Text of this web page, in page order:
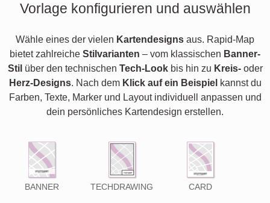
Vorlage konfigurieren und auswählen
Wähle eines der vielen Kartendesigns aus. Rapid-Map
bietet zahlreiche Stilvarianten – vom klassischen Banner-
Stil über den technischen Tech-Lookbis hin zu Kreis-oder
Herz-Designs. Nach dem Klick auf ein Beispiel kannst du
Farben, Texte, Marker und Layout individuell anpassen und
dein persönliches Kartendesign erstellen.
BANNER TECHDRAWING CARD